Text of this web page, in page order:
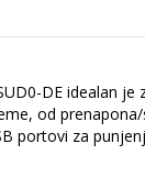
DE idealan
od
portovi za